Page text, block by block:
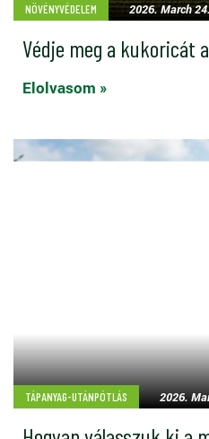
NÖVÉNYVÉDELEM 2026. March
Védje meg a kukoricát
Elolvasom »
TÁPANYAG-UTÁNPÓTLÁS 2026.